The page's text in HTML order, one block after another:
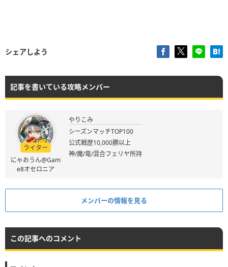
シェアしよう
記事を書いている攻略メンバー
ライター
にゃおうん@Gam
e8オセロニア
やりこみ
シーズンマッチTOP100
公式戦歴10,000勝以上
神/魔/竜/混合フェリヤ所持
メンバーの情報を見る
この記事へのコメント